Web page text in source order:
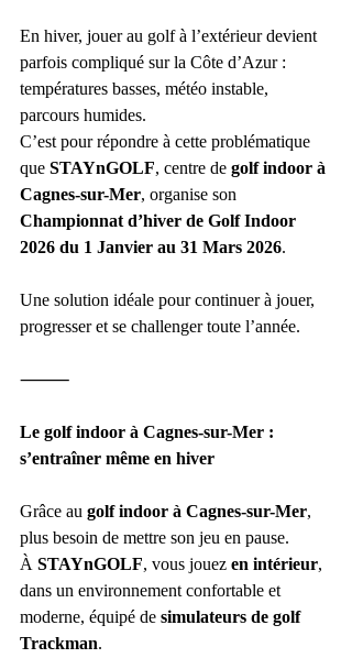
En hiver, jouer au golf à l’extérieur devient
parfois compliqué sur la Côte d’Azur :
températures basses, météo instable,
parcours humides.
C’est pour répondre à cette problématique
que STAYnGOLF, centre de golf indoor à
Cagnes-sur-Mer, organise son
Championnat d’hiver de Golf Indoor
2026 du 1 Janvier au 31 Mars 2026.
Une solution idéale pour continuer à jouer,
progresser et se challenger toute l’année.
⸻
Le golf indoor à Cagnes-sur-Mer :
s’entraîner même en hiver
Grâce au golf indoor à Cagnes-sur-Mer,
plus besoin de mettre son jeu en pause.
À STAYnGOLF, vous jouez en intérieur,
dans un environnement confortable et
moderne, équipé de simulateurs de golf
Trackman.